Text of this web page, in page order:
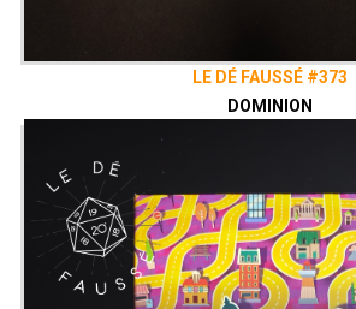
LE DÉ FAUSSÉ #373
DOMINION